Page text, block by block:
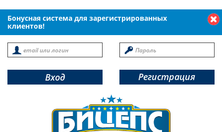
Бонусная система для зарегистрированных
клиентов!
Вход Регистрация